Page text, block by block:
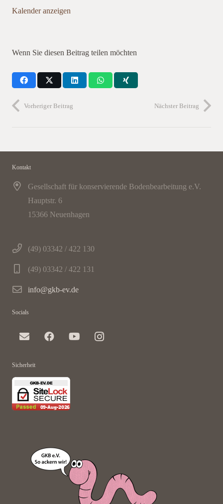
Kalender anzeigen
Wenn Sie diesen Beitrag teilen möchten
Vorheriger Beitrag Nächster Beitrag
Kontakt
Gesellschaft für konservierende Bodenbearbeitung e.V.
Hauptstr. 6
15366 Neuenhagen
(49) 03342 / 422 130
(49) 03342 / 422 131
info@gkb-ev.de
Socials
Sicherheit